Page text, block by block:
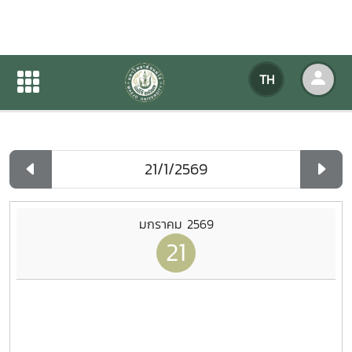
TH
ปฏิทินกิจกรรมของหน่วยงาน
ปฏิทินกิจกรรมของหน่วยงาน
มกราคม 2569
21